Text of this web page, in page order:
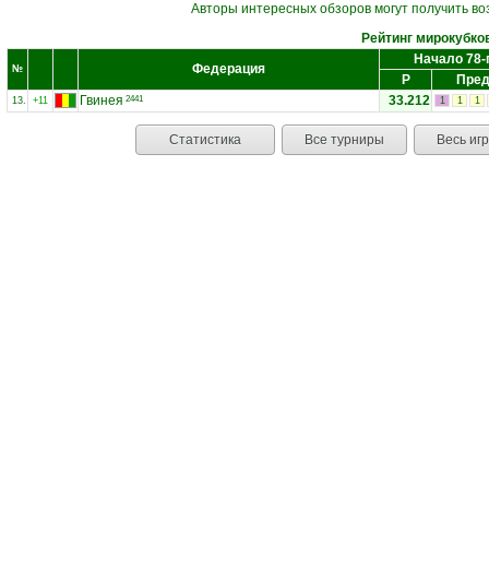
Авторы интересных обзоров могут получить
Рейтинг
№ Федерация
Начало 78-
Р
13. +11 Гвинея 2441 33.212 1 1 1
Статистика Все турниры Весь